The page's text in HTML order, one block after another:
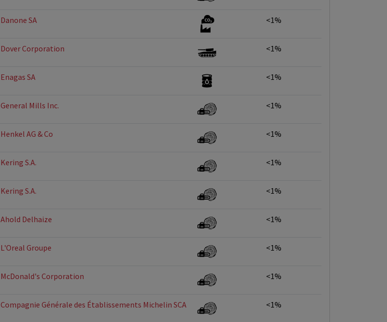
Danone SA <1%
Dover Corporation <1%
Enagas SA <1%
General Mills Inc. <1%
Henkel AG & Co <1%
Kering S.A. <1%
Kering S.A. <1%
Ahold Delhaize <1%
L'Oreal Groupe <1%
McDonald's Corporation <1%
Compagnie Générale des Établissements Michelin SCA <1%